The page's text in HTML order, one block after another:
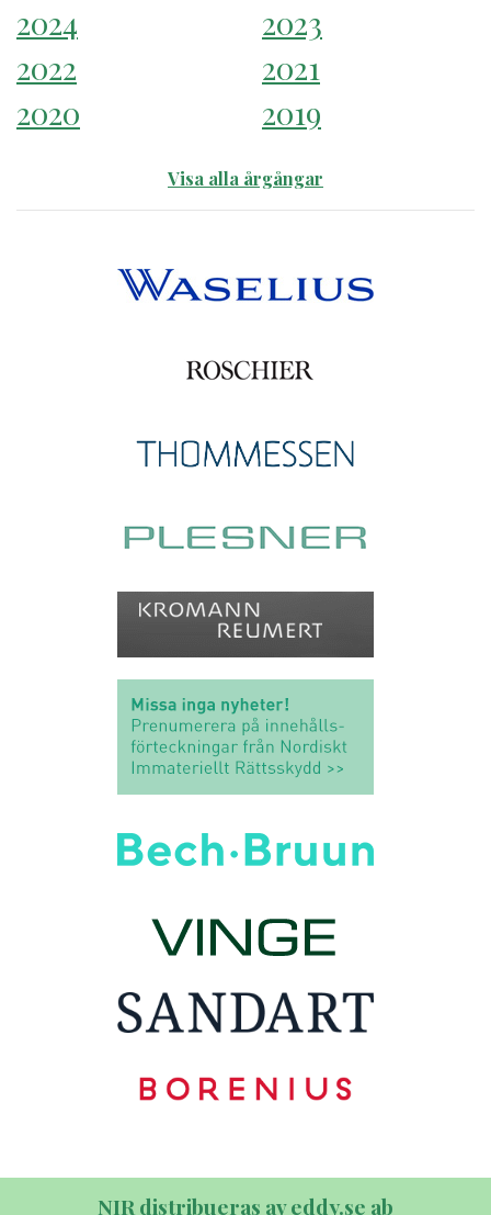
2024
2023
2022
2021
2020
2019
Visa alla årgångar
NIR distribueras av eddy.se ab